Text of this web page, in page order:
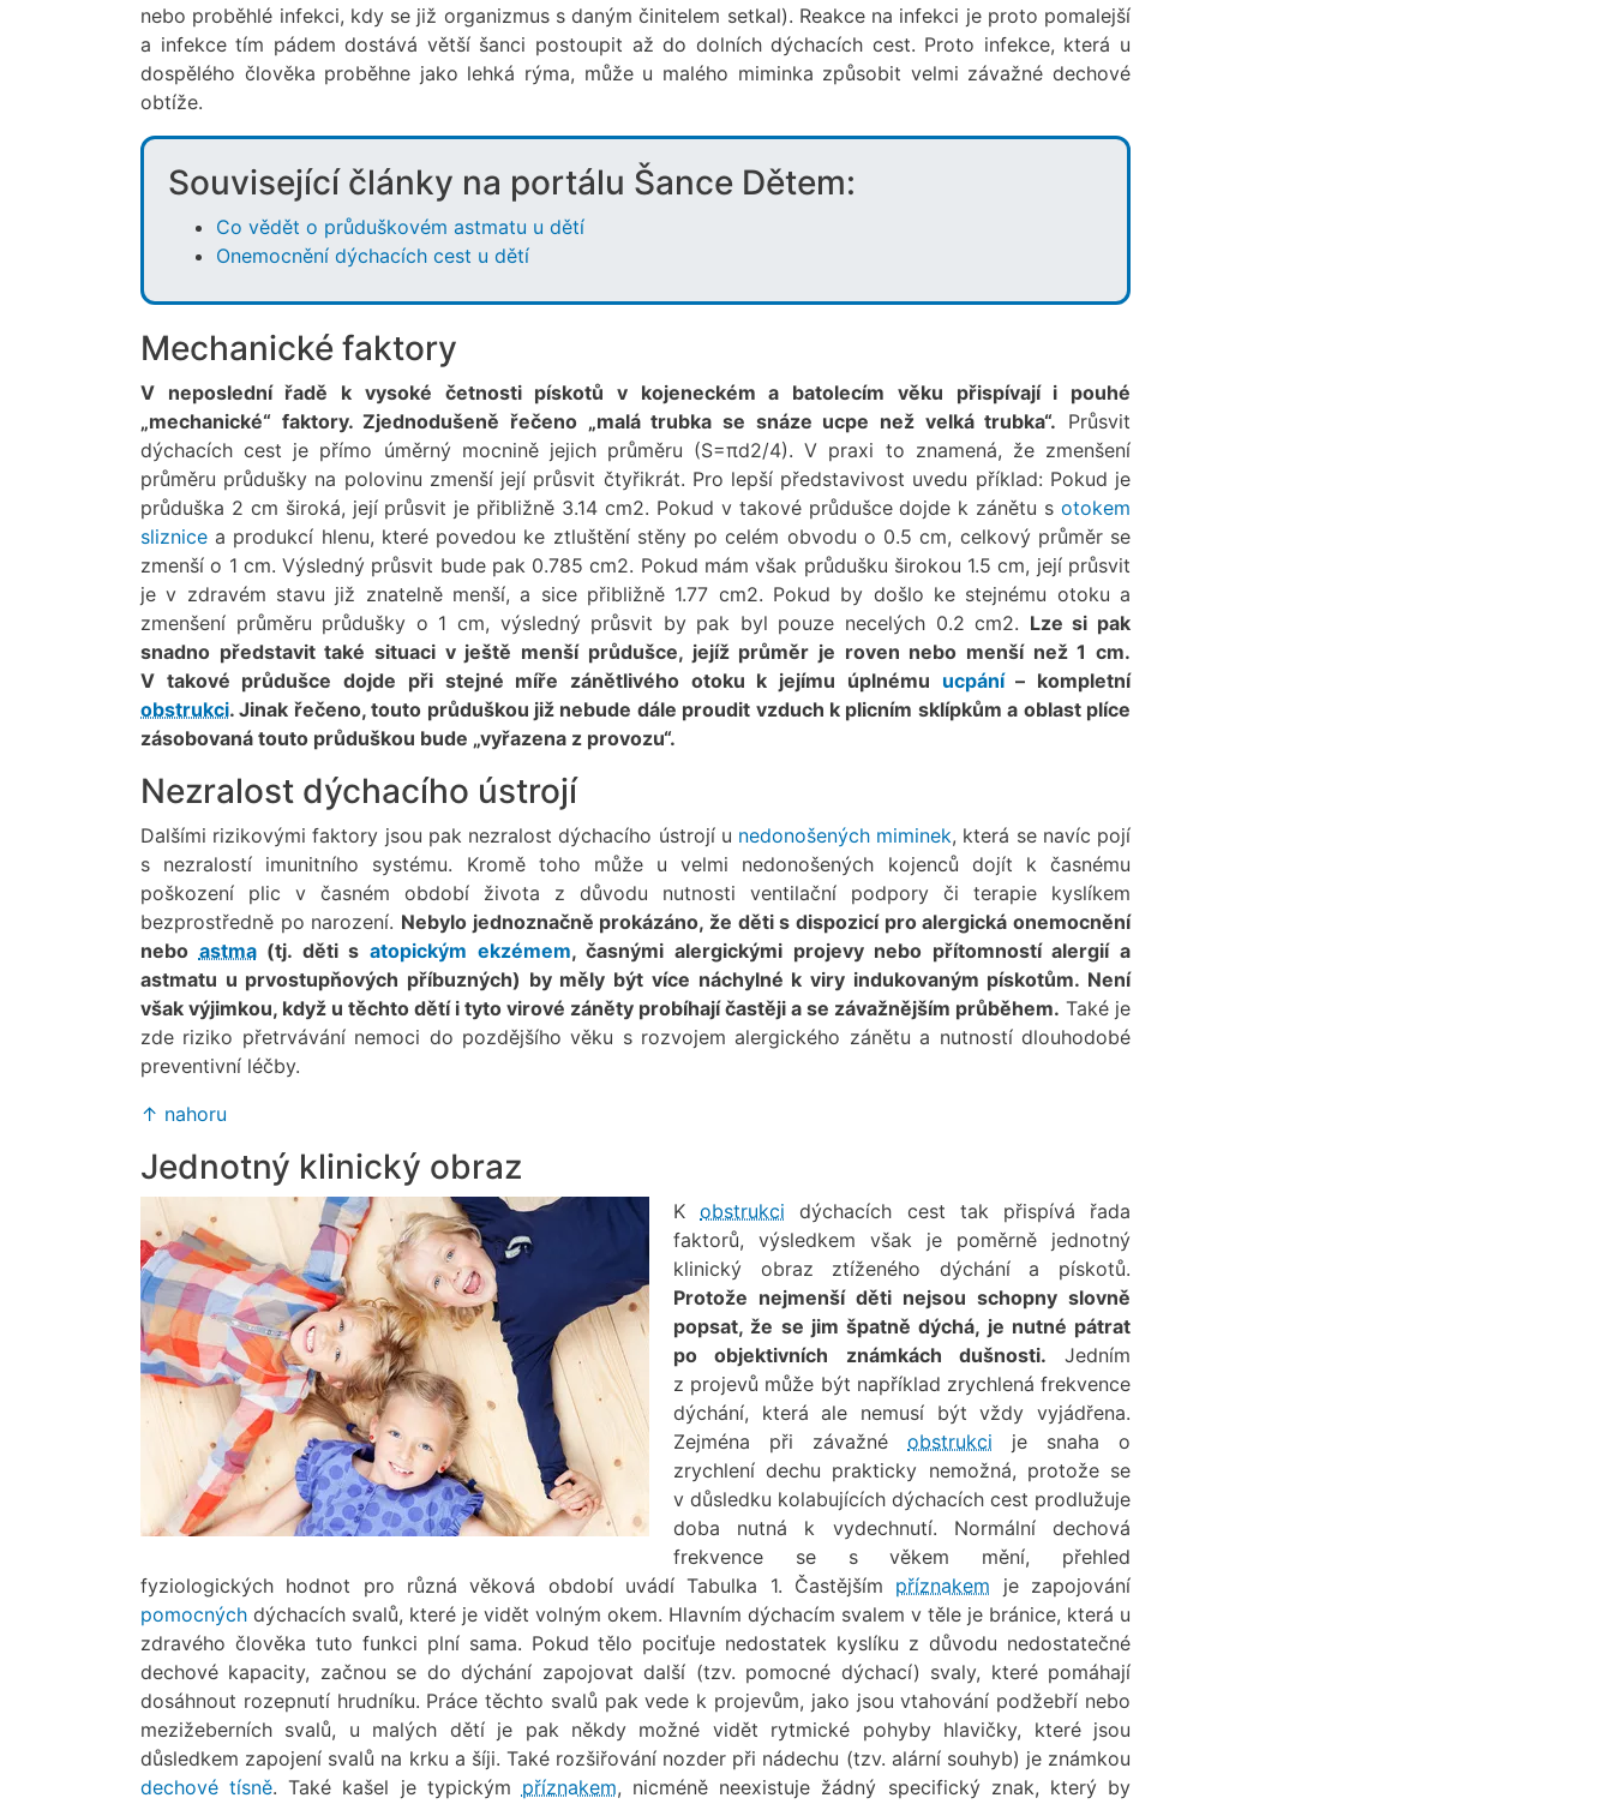
nebo proběhlé infekci, kdy se již organizmus s daným činitelem setkal). Reakce na infekci je proto pomalejší
a infekce tím pádem dostává větší šanci postoupit až do dolních dýchacích cest. Proto infekce, která u
dospělého člověka proběhne jako lehká rýma, může u malého miminka způsobit velmi závažné dechové
obtíže.
Související články na portálu Šance Dětem:
Co vědět o průduškovém astmatu u dětí
Onemocnění dýchacích cest u dětí
Mechanické faktory
V neposlední řadě k vysoké četnosti pískotů v kojeneckém a batolecím věku přispívají i pouhé
„mechanické“ faktory. Zjednodušeně řečeno „malá trubka se snáze ucpe než velká trubka“. Průsvit
dýchacích cest je přímo úměrný mocnině jejich průměru (S=πd2/4). V praxi to znamená, že zmenšení
průměru průdušky na polovinu zmenší její průsvit čtyřikrát. Pro lepší představivost uvedu příklad: Pokud je
průduška 2 cm široká, její průsvit je přibližně 3.14 cm2. Pokud v takové průdušce dojde k zánětu s otokem
sliznice a produkcí hlenu, které povedou ke ztluštění stěny po celém obvodu o 0.5 cm, celkový průměr se
zmenší o 1 cm. Výsledný průsvit bude pak 0.785 cm2. Pokud mám však průdušku širokou 1.5 cm, její průsvit
je v zdravém stavu již znatelně menší, a sice přibližně 1.77 cm2. Pokud by došlo ke stejnému otoku a
zmenšení průměru průdušky o 1 cm, výsledný průsvit by pak byl pouze necelých 0.2 cm2. Lze si pak
snadno představit také situaci v ještě menší průdušce, jejíž průměr je roven nebo menší než 1 cm.
V takové průdušce dojde při stejné míře zánětlivého otoku k jejímu úplnému ucpání– kompletní
obstrukci. Jinak řečeno, touto průduškou již nebude dále proudit vzduch k plicním sklípkům a oblast plíce
zásobovaná touto průduškou bude „vyřazena z provozu“.
Nezralost dýchacího ústrojí
Dalšími rizikovými faktory jsou pak nezralost dýchacího ústrojí u nedonošených miminek, která se navíc pojí
s nezralostí imunitního systému. Kromě toho může u velmi nedonošených kojenců dojít k časnému
poškození plic v časném období života z důvodu nutnosti ventilační podpory či terapie kyslíkem
bezprostředně po narození. Nebylo jednoznačně prokázáno, že děti s dispozicí pro alergická onemocnění
nebo astma(tj. děti satopickým ekzémem, časnými alergickými projevy nebo přítomností alergií a
astmatu u prvostupňových příbuzných) by měly být více náchylné k viry indukovaným pískotům. Není
však výjimkou, když u těchto dětí i tyto virové záněty probíhají častěji a se závažnějším průběhem. Také je
zde riziko přetrvávání nemoci do pozdějšího věku s rozvojem alergického zánětu a nutností dlouhodobé
preventivní léčby.
↑ nahoru
Jednotný klinický obraz
Kobstrukci dýchacích cest tak přispívá řada
faktorů, výsledkem však je poměrně jednotný
klinický obraz ztíženého dýchání a pískotů.
Protože nejmenší děti nejsou schopny slovně
popsat, že se jim špatně dýchá, je nutné pátrat
po objektivních známkách dušnosti. Jedním
z projevů může být například zrychlená frekvence
dýchání, která ale nemusí být vždy vyjádřena.
Zejména při závažné obstrukci je snaha o
zrychlení dechu prakticky nemožná, protože se
v důsledku kolabujících dýchacích cest prodlužuje
doba nutná k vydechnutí. Normální dechová
frekvence se s věkem mění, přehled
fyziologických hodnot pro různá věková období uvádí Tabulka 1. Častějším příznakem je zapojování
pomocných dýchacích svalů, které je vidět volným okem. Hlavním dýchacím svalem v těle je bránice, která u
zdravého člověka tuto funkci plní sama. Pokud tělo pociťuje nedostatek kyslíku z důvodu nedostatečné
dechové kapacity, začnou se do dýchání zapojovat další (tzv. pomocné dýchací) svaly, které pomáhají
dosáhnout rozepnutí hrudníku. Práce těchto svalů pak vede k projevům, jako jsou vtahování podžebří nebo
mezižeberních svalů, u malých dětí je pak někdy možné vidět rytmické pohyby hlavičky, které jsou
důsledkem zapojení svalů na krku a šíji. Také rozšiřování nozder při nádechu (tzv. alární souhyb) je známkou
dechové tísně. Také kašel je typickým příznakem, nicméně neexistuje žádný specifický znak, který by